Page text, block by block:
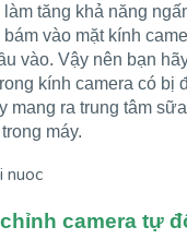
tăng khả năng
vào mặt kính
vào. Vậy nên bạn
kính camera có bị
mang ra trung tâm
máy.
camera tự